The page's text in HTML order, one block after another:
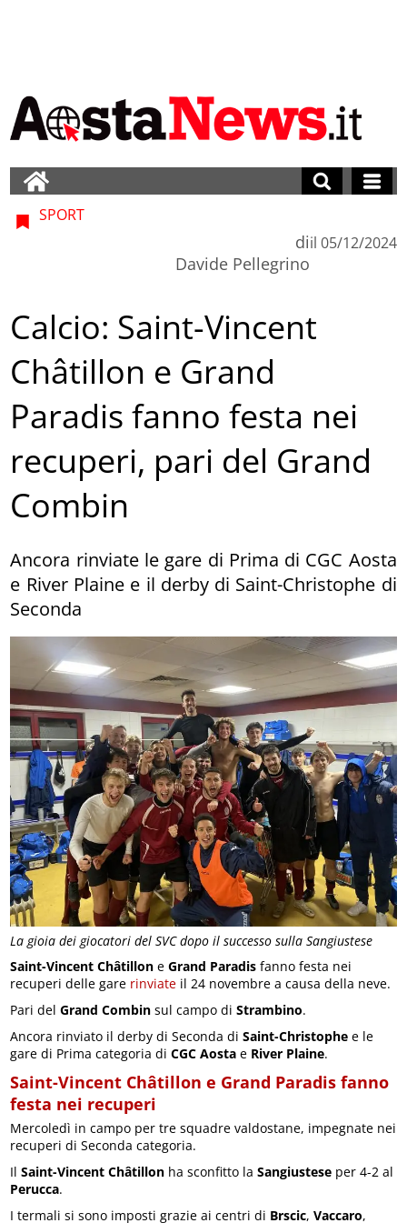
La gioia dei giocatori del SVC dopo il successo sulla Sangiustese
SPORT
di
Davide Pellegrino
il 05/12/2024
Calcio: Saint-Vincent
Châtillon e Grand
Paradis fanno festa nei
recuperi, pari del Grand
Combin
Ancora rinviate le gare di Prima di CGC Aosta
e River Plaine e il derby di Saint-Christophe di
Seconda
Saint-Vincent Châtillon eGrand Paradis fanno festa nei
recuperi delle gare rinviate il 24 novembre a causa della neve.
Pari delGrand Combin sul campo diStrambino.
Ancora rinviato il derby di Seconda diSaint-Christophe e le
gare di Prima categoria diCGC Aosta e River Plaine.
Saint-Vincent Châtillon e Grand Paradis fanno
festa nei recuperi
Mercoledì in campo per tre squadre valdostane, impegnate nei
recuperi di Seconda categoria.
IlSaint-Vincent Châtillon ha sconfitto laSangiustese per 4-2 al
Perucca.
I termali si sono imposti grazie ai centri di Brscic,Vaccaro,